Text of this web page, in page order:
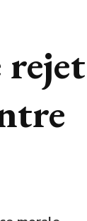
rejet